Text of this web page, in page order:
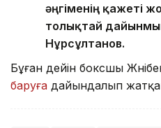
әңгіменің қажеті
толықтай
Нұрсұлтанов.
Бұған дейін боксшы
баруға дайындалып